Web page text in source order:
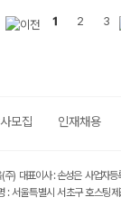
1 2 3
모집 인재채용
(주) 대표이사 : 손성은 사업
: 서울특별시 서초구 호스팅